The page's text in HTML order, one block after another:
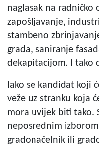
naglasak na radničko
zapošljavanje,
stambeno
grada, saniranje
dekapitacijom. I tako
Iako se kandidat koji
veže uz stranku koja
mora uvijek biti tako.
neposrednim
gradonačelnik ili